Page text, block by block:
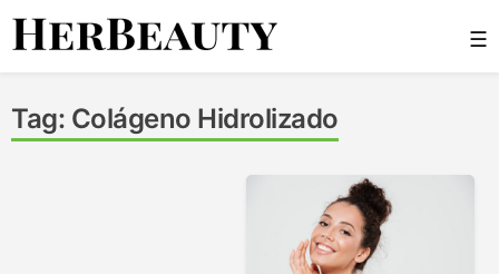
Skip
☰
Tag: Colágeno Hidrolizado